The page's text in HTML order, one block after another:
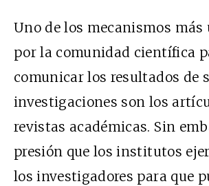
Uno de los mecanismos
por la comunidad científica
comunicar los resultados de
investigaciones son los
revistas académicas. Sin
presión que los institutos
los investigadores para que